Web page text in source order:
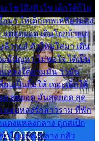
ะโชว์ถึงหิวโซ เด็กใต้ก็ไม่
า ให้เด็กเทพเหลียวมอง
ต่สุดยอด เดินโยกย้ายเย
ลีวายส์ ตัวใหม่ใส่มา เดิน
มีปัญหา ไม่พอใจ ได้เป็น
แหลงใต้ถามมัน ว่ามัน
นเป็นยิ้มให้ เจอะเด็กใต้
ด สุดยอด มันสุดยอด สุด
แอบหลงรักสาวราม ที่พัก
ดงแหลงกลาง ถูกสเป็ก
าไปแหลงกลาง กลัว